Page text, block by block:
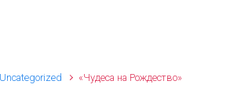
Uncategorized «Чудеса на Рождество»